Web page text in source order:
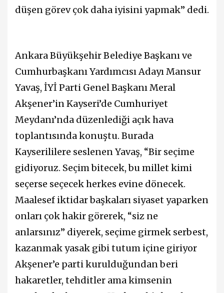
düşen görev çok daha iyisini yapmak” dedi.
Ankara Büyükşehir Belediye Başkanı ve
Cumhurbaşkanı Yardımcısı Adayı Mansur
Yavaş, İYİ Parti Genel Başkanı Meral
Akşener’in Kayseri’de Cumhuriyet
Meydanı’nda düzenlediği açık hava
toplantısında konuştu. Burada
Kayserililere seslenen Yavaş, “Bir seçime
gidiyoruz. Seçim bitecek, bu millet kimi
seçerse seçecek herkes evine dönecek.
Maalesef iktidar başkaları siyaset yaparken
onları çok hakir görerek, “siz ne
anlarsınız” diyerek, seçime girmek serbest,
kazanmak yasak gibi tutum içine giriyor
Akşener’e parti kurulduğundan beri
hakaretler, tehditler ama kimsenin